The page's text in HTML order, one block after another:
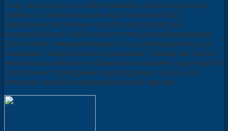
Тигру всегда есть к чему стремится, поскольку он не
привык останавливаться на достигнутом. Ему
характерно постоянное чувство беспокойства,
бесперебойный поиск новых путей для саморазвития.
Для полной самореализации Тигру необходимо еще и
внимание, общественное признание. Появление такого
человека в компании, обязательно изменит ход событий.
При этом его поведение оценят далеко не все, что
повлечет за собой появление новых врагов.